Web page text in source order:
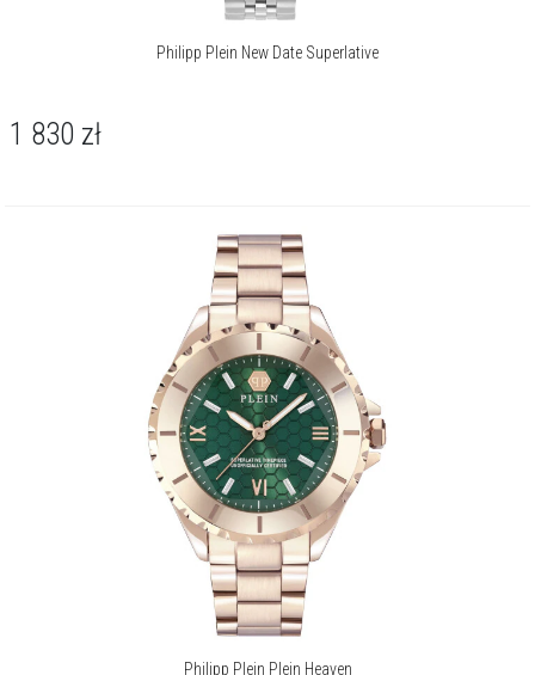
Philipp Plein New Date Superlative
1 830 zł
Philipp Plein Plein Heaven